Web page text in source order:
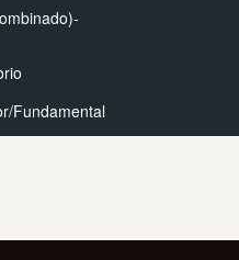
Fundamental